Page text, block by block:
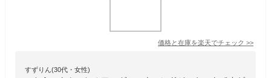
価格と在庫を楽天でチェック >>
すずりん(30代・女性)